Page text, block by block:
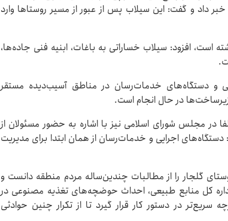
داد و گفت: این سیلاب پس از عبور از مسیر روستاها وارد
است، افزود: سیلاب خساراتی به باغات، ابنیه فنی جاده‌ها،
و دستگاه‌های خدمات‌رسان در مناطق آسیب‌دیده مستقر
در حال انجام است.
در مجلس شورای اسلامی نیز با اشاره به حضور مسئولان از
اجرایی و خدمات‌رسان از همان ابتدا برای مدیریت
گلجار را از مطالبات چندین‌ساله مردم منطقه دانست و
کل منابع طبیعی، احداث حوضچه‌های تغذیه مصنوعی در
سریع‌تر در دستور کار قرار گیرد تا از تکرار چنین حوادثی